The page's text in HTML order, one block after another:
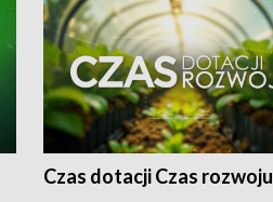
Czas dotacji Czas rozwoju